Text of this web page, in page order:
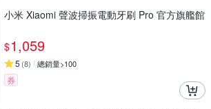
小米 Xiaomi 聲波掃振電動牙刷 Pro 官方旗艦館
$1,059
5 (8) 總銷量>100
券